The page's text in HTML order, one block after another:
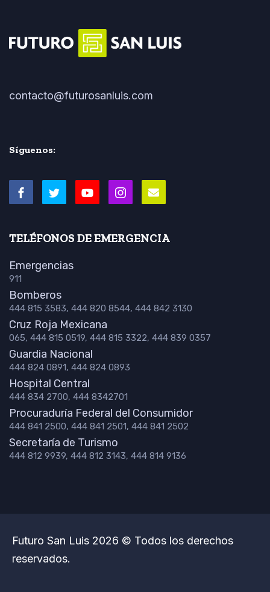
contacto@futurosanluis.com
Síguenos:
TELÉFONOS DE EMERGENCIA
Emergencias
911
Bomberos
444 815 3583, 444 820 8544, 444 842 3130
Cruz Roja Mexicana
065, 444 815 0519, 444 815 3322, 444 839 0357
Guardia Nacional
444 824 0891, 444 824 0893
Hospital Central
444 834 2700, 444 8342701
Procuraduría Federal del Consumidor
444 841 2500, 444 841 2501, 444 841 2502
Secretaría de Turismo
444 812 9939, 444 812 3143, 444 814 9136
Futuro San Luis 2026 © Todos los derechos
reservados.